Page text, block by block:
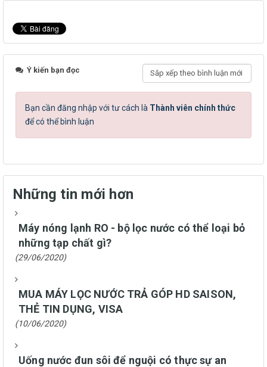
Ý kiến bạn đọc
Bạn cần đăng nhập với tư cách là Thành viên chính thức
để có thể bình luận
Những tin mới hơn
Máy nóng lạnh RO - bộ lọc nước có thể loại bỏ
những tạp chất gì?
(29/06/2020)
MUA MÁY LỌC NƯỚC TRẢ GÓP HD SAISON,
THẺ TIN DỤNG, VISA
(10/06/2020)
Uống nước đun sôi để nguội có thực sự an